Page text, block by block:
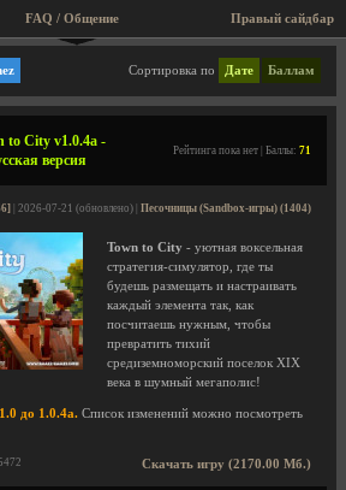
FAQ / Общение
Стратегии
Сортировка по Дате Баллам
to City v1.0.4a -
версия
Рейтинга пока нет | Баллы: 71
| 2026-07-21 (обновлено) | Песочницы (Sandbox-игры) (1404)
Town to City - уютная воксельная
стратегия-симулятор, где ты
будешь размещать и настраивать
каждый элемента так, как
посчитаешь нужным, чтобы
превратить тихий
средиземноморский поселок XIX
века в шумный мегаполис!
до 1.0.4a. Список изменений можно посмотреть
Скачать игру (2170.00 Мб.)